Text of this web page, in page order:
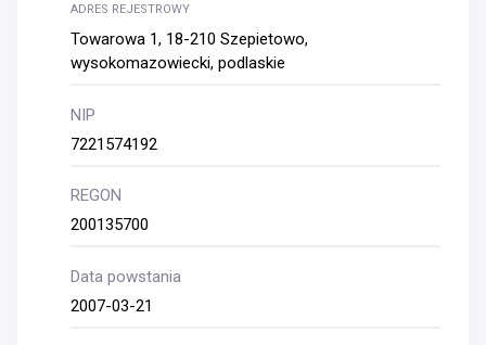
ADRES REJESTROWY
Towarowa 1, 18-210 Szepietowo,
wysokomazowiecki, podlaskie
NIP
7221574192
REGON
200135700
Data powstania
2007-03-21